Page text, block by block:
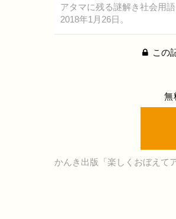
アタマに残る謎解き社会用
2018年1月26日。
この
無
かんき出版「楽しくおぼえて